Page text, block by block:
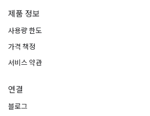
제품 정보
사용량 한도
가격 책정
서비스 약관
연결
블로그